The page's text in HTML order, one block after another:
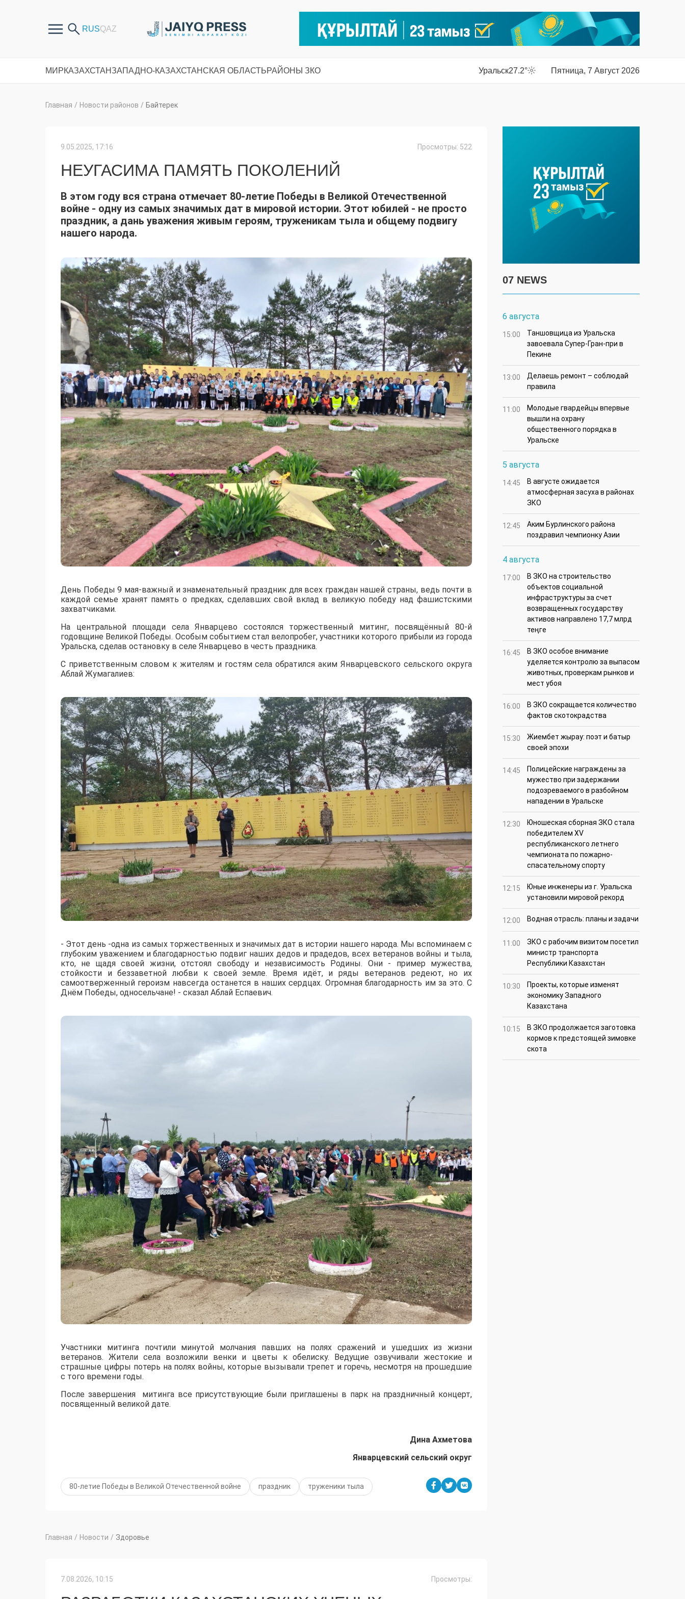
МИРКАЗАХСТАНЗАПАДНО-КАЗАХСТАНСКАЯ ОБЛАСТЬРАЙОНЫ ЗКО Уральск27.2° Пятница, 7 Август 2026
Главная / Новости районов / Байтерек
9.05.2025, 17:16 Просмотры: 522
НЕУГАСИМА ПАМЯТЬ ПОКОЛЕНИЙ
В этом году вся страна отмечает 80-летие Победы в Великой Отечественной
войне - одну из самых значимых дат в мировой истории. Этот юбилей - не просто
праздник, а дань уважения живым героям, труженикам тыла и общему подвигу
нашего народа.
День Победы 9 мая-важный и знаменательный праздник для всех граждан нашей страны, ведь почти в
каждой семье хранят память о предках, сделавших свой вклад в великую победу над фашистскими
захватчиками.
На центральной площади села Январцево состоялся торжественный митинг, посвящённый 80-й
годовщине Великой Победы. Особым событием стал велопробег, участники которого прибыли из города
Уральска, сделав остановку в селе Январцево в честь праздника.
С приветственным словом к жителям и гостям села обратился аким Январцевского сельского округа
Аблай Жумагалиев:
- Этот день -одна из самых торжественных и значимых дат в истории нашего народа. Мы вспоминаем с
глубоким уважением и благодарностью подвиг наших дедов и прадедов, всех ветеранов войны и тыла,
кто, не щадя своей жизни, отстоял свободу и независимость Родины. Они - пример мужества,
стойкости и беззаветной любви к своей земле. Время идёт, и ряды ветеранов редеют, но их
самоотверженный героизм навсегда останется в наших сердцах. Огромная благодарность им за это. С
Днём Победы, односельчане! - сказал Аблай Еспаевич.
Участники митинга почтили минутой молчания павших на полях сражений и ушедших из жизни
ветеранов. Жители села возложили венки и цветы к обелиску. Ведущие озвучивали жестокие и
страшные цифры потерь на полях войны, которые вызывали трепет и горечь, несмотря на прошедшие
с того времени годы.
После завершения митинга все присутствующие были приглашены в парк на праздничный концерт,
посвященный великой дате.
Дина Ахметова
Январцевский сельский округ
80-летие Победы в Великой Отечественной войне праздник труженики тыла
Главная / Новости / Здоровье
7.08.2026, 10:15 Просмотры:
07 NEWS
6 августа
15:00
Таншовщица из Уральска
завоевала Супер-Гран-при в
Пекине
13:00
Делаешь ремонт – соблюдай
правила
11:00
Молодые гвардейцы впервые
вышли на охрану
общественного порядка в
Уральске
5 августа
14:45
В августе ожидается
атмосферная засуха в районах
ЗКО
12:45
Аким Бурлинского района
поздравил чемпионку Азии
4 августа
17:00
В ЗКО на строительство
объектов социальной
инфраструктуры за счет
возвращенных государству
активов направлено 17,7 млрд
теңге
16:45
В ЗКО особое внимание
уделяется контролю за выпасом
животных, проверкам рынков и
мест убоя
16:00
В ЗКО сокращается количество
фактов скотокрадства
15:30
Жиембет жырау: поэт и батыр
своей эпохи
14:45
Полицейские награждены за
мужество при задержании
подозреваемого в разбойном
нападении в Уральске
12:30
Юношеская сборная ЗКО стала
победителем XV
республиканского летнего
чемпионата по пожарно-
спасательному спорту
12:15
Юные инженеры из г. Уральска
установили мировой рекорд
12:00 Водная отрасль: планы и задачи
11:00
ЗКО с рабочим визитом посетил
министр транспорта
Республики Казахстан
10:30
Проекты, которые изменят
экономику Западного
Казахстана
10:15
В ЗКО продолжается заготовка
кормов к предстоящей зимовке
скота